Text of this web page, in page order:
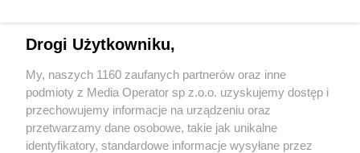
Wydawca mediów lokalnych
Drogi Użytkowniku,
My, naszych 1160 zaufanych partnerów oraz inne
podmioty z Media Operator sp z.o.o. uzyskujemy dostęp i
przechowujemy informacje na urządzeniu oraz
przetwarzamy dane osobowe, takie jak unikalne
identyfikatory, standardowe informacje wysyłane przez